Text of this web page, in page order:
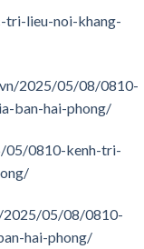
tri-lieu-noi-khang-
2025/05/08/0810-
ban-hai-phong/
05/0810-kenh-tri-
2025/05/08/0810-
hai-phong/